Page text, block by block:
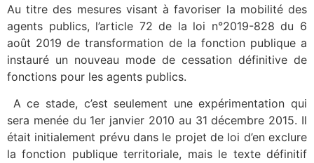
Au titre des mesures visant à favoriser la mobilité des
agents publics, l’article 72 de la loi n°2019-828 du 6
août 2019 de transformation de la fonction publique a
instauré un nouveau mode de cessation définitive de
fonctions pour les agents publics.
A ce stade, c’est seulement une expérimentation qui
sera menée du 1er janvier 2010 au 31 décembre 2015. Il
était initialement prévu dans le projet de loi d’en exclure
la fonction publique territoriale, mais le texte définitif